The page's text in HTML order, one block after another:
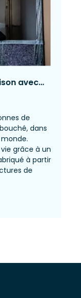
avec…
de
dans
grâce à un
à partir
de